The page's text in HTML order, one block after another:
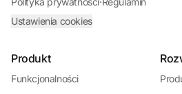
Ustawienia cookies
Produkt
Funkcjonalności